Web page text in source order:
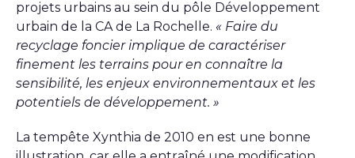
projets urbains au sein du pôle Développement
urbain de la CA de La Rochelle. « Faire du
recyclage foncier implique de caractériser
finement les terrains pour en connaître la
sensibilité, les enjeux environnementaux et les
potentiels de développement. »
La tempête Xynthia de 2010 en est une bonne